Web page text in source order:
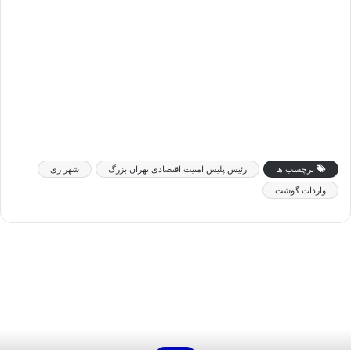
برچسب ها رئیس پلیس امنیت اقتصادی تهران بزرگ شهر ری
واردات گوشت